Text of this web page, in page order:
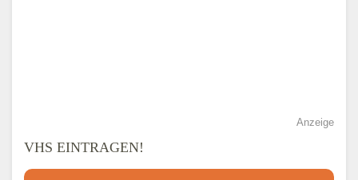
Anzeige
VHS EINTRAGEN!